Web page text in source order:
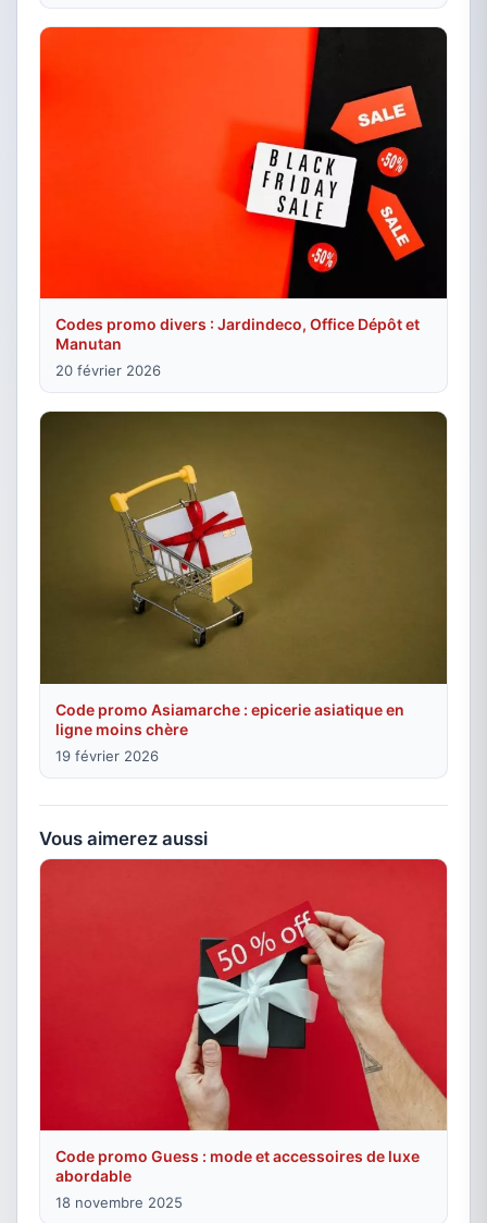
Codes promo divers : Jardindeco, Office Dépôt et
Manutan
20 février 2026
Code promo Asiamarche : epicerie asiatique en
ligne moins chère
19 février 2026
Vous aimerez aussi
Code promo Guess : mode et accessoires de luxe
abordable
18 novembre 2025